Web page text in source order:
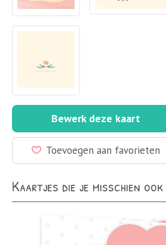
Bewerk deze kaart
Toevoegen aan favorieten
Kaartjes die je misschien